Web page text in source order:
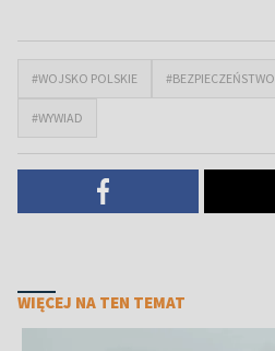
#WOJSKO POLSKIE #BEZPIECZEŃSTWO
#WYWIAD
WIĘCEJ NA TEN TEMAT